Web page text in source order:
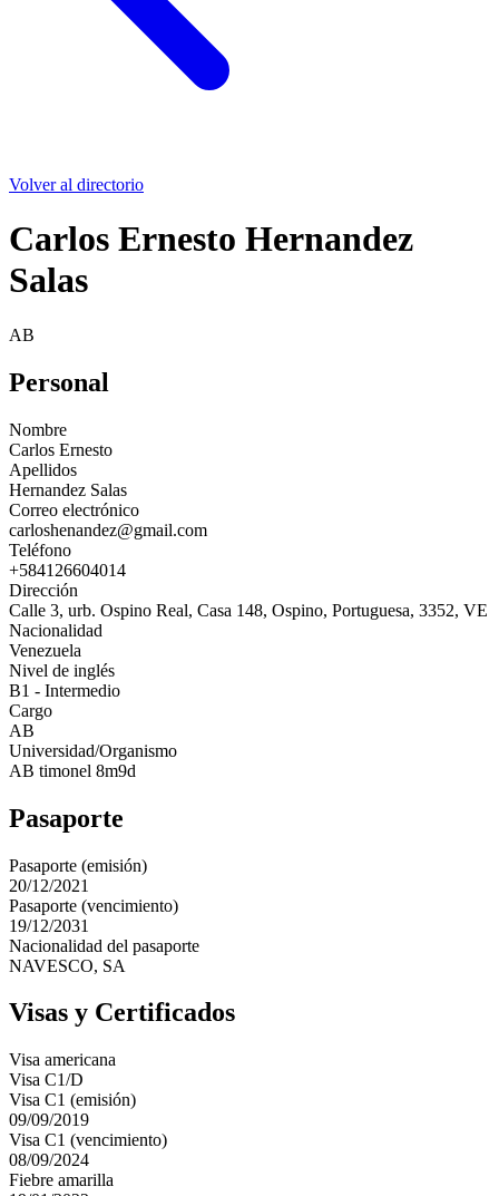
Volver al directorio
Carlos Ernesto Hernandez
Salas
AB
Personal
Nombre
Carlos Ernesto
Apellidos
Hernandez Salas
Correo electrónico
carloshenandez@gmail.com
Teléfono
+584126604014
Dirección
Calle 3, urb. Ospino Real, Casa 148, Ospino, Portuguesa, 3352, VE
Nacionalidad
Venezuela
Nivel de inglés
B1 - Intermedio
Cargo
AB
Universidad/Organismo
AB timonel 8m9d
Pasaporte
Pasaporte (emisión)
20/12/2021
Pasaporte (vencimiento)
19/12/2031
Nacionalidad del pasaporte
NAVESCO, SA
Visas y Certificados
Visa americana
Visa C1/D
Visa C1 (emisión)
09/09/2019
Visa C1 (vencimiento)
08/09/2024
Fiebre amarilla